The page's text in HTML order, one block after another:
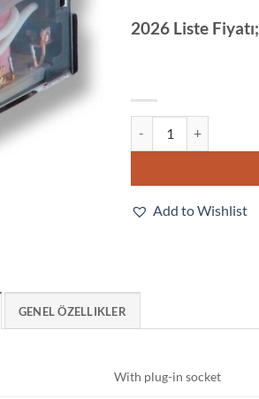
2026 Liste Fiyatı;
Add to Wishlist
GENEL ÖZELLIKLER
With plug-in socket